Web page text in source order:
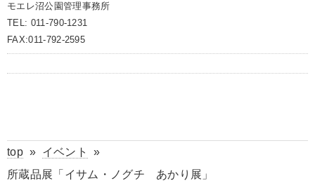
モエレ沼公園管理事務所
TEL: 011-790-1231
FAX:011-792-2595
top» イベント
»
所蔵品展「イサム・ノグチ あかり展」